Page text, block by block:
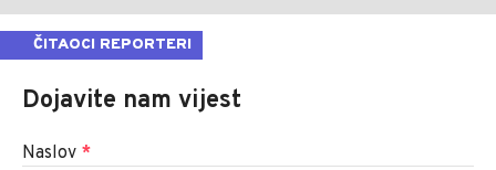
ČITAOCI REPORTERI
Dojavite nam vijest
Naslov *